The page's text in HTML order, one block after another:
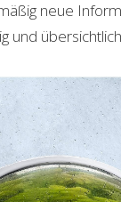
neue
und